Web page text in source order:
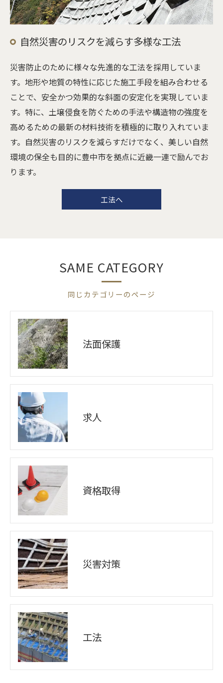
自然災害のリスクを減らす多様な工法
災害防止のために様々な先進的な工法を採用していま
す。地形や地質の特性に応じた施工手段を組み合わせる
ことで、安全かつ効果的な斜面の安定化を実現していま
す。特に、土壌侵食を防ぐための手法や構造物の強度を
高めるための最新の材料技術を積極的に取り入れていま
す。自然災害のリスクを減らすだけでなく、美しい自然
環境の保全も目的に豊中市を拠点に近畿一連で励んでお
ります。
工法へ
同じカテゴリーのページ
SAME CATEGORY
法面保護
求人
資格取得
災害対策
工法